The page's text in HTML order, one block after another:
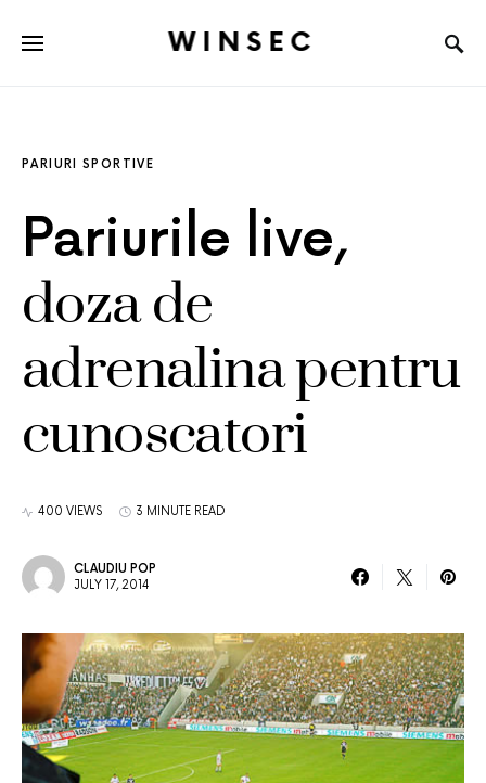
WINSEC
PARIURI SPORTIVE
Pariurile live,
doza de
adrenalina pentru
cunoscatori
400 VIEWS 3 MINUTE READ
CLAUDIU POP
JULY 17, 2014